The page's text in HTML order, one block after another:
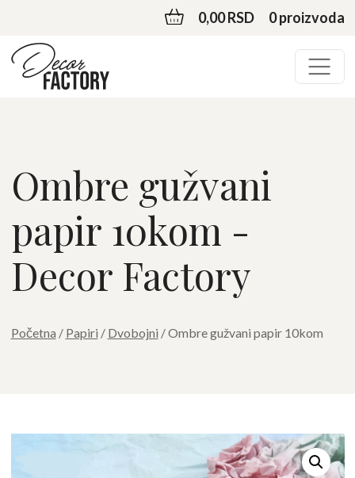
0,00 RSD 0 proizvoda
Ombre gužvani
papir 10kom -
Decor Factory
Početna / Papiri / Dvobojni / Ombre gužvani papir 10kom